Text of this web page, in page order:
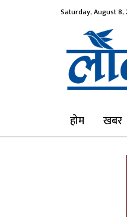
Saturday, August 8,
होम खबर